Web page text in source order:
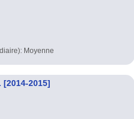
Moyenne
[2014-2015]